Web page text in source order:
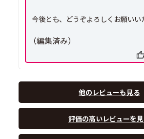
今後とも、どうぞよろしくお願いい
（編集済み）
他のレビューも見る
評価の高いレビューを